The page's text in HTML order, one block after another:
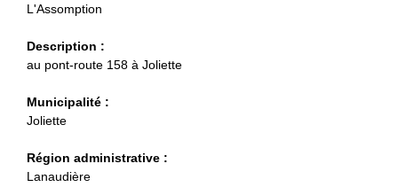
L'Assomption
Description :
au pont-route 158 à Joliette
Municipalité :
Joliette
Région administrative :
Lanaudière